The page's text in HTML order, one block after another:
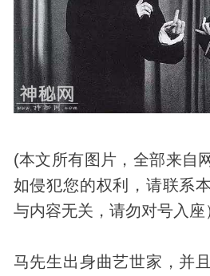
(本文所有图片，全部来自
如侵犯您的权利，请联系
与内容无关，请勿对号入座
马先生出身曲艺世家，并